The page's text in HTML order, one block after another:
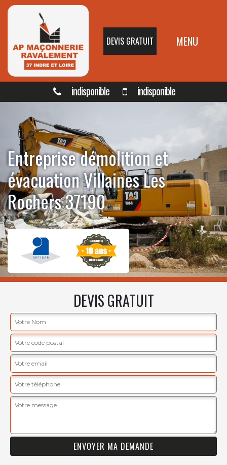
DEVIS GRATUIT MENU
indisponible indisponible
Entreprise démolition et
évacuation Villaines Les
Rochers 37190
DEVIS GRATUIT